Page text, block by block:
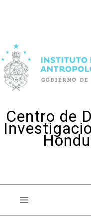
Centro de